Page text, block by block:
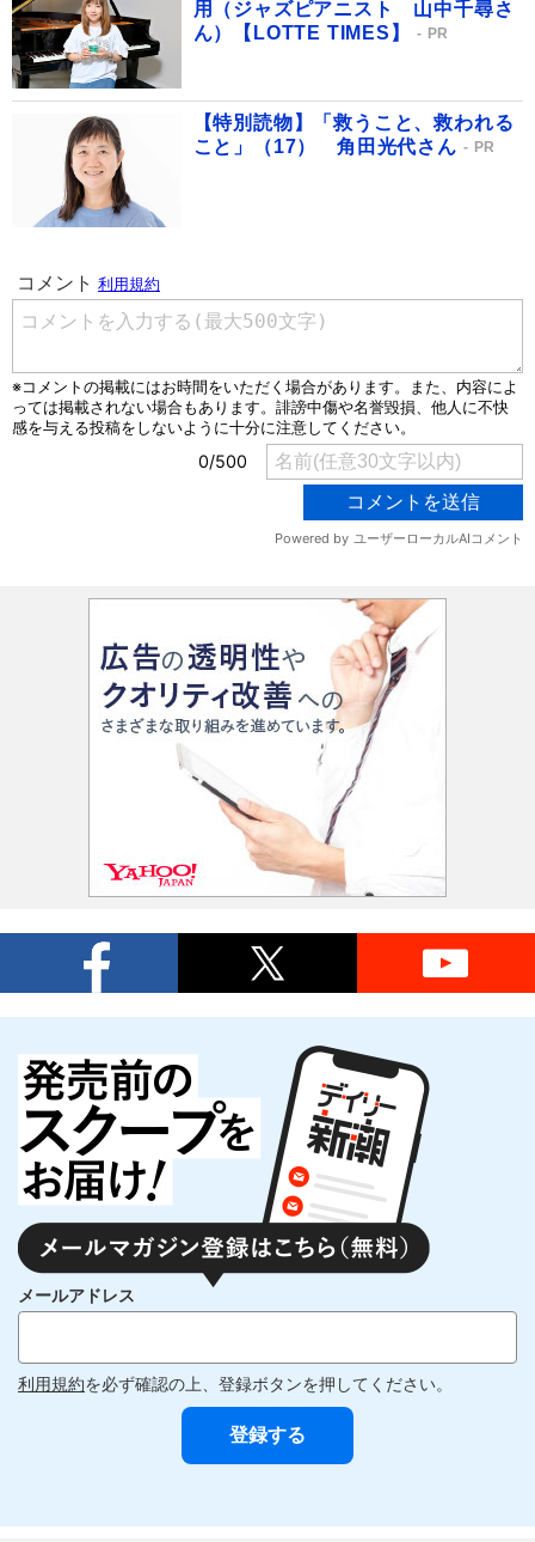
用（ジャズピアニスト 山中千尋さ
ん）【LOTTE TIMES】
PR
【特別読物】「救うこと、救われる
こと」（17） 角田光代さん
PR
メールアドレス
利用規約を必ず確認の上、登録ボタンを押してください。